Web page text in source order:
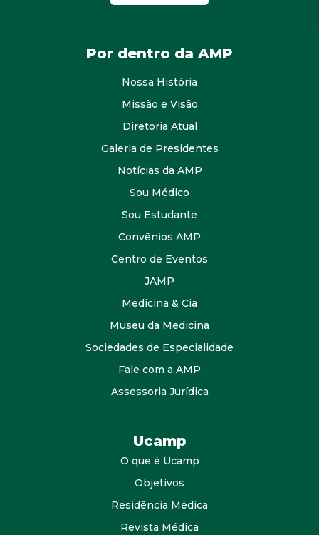
Por dentro da AMP
Nossa História
Missão e Visão
Diretoria Atual
Galeria de Presidentes
Notícias da AMP
Sou Médico
Sou Estudante
Convênios AMP
Centro de Eventos
JAMP
Medicina & Cia
Museu da Medicina
Sociedades de Especialidade
Fale com a AMP
Assessoria Jurídica
Ucamp
O que é Ucamp
Objetivos
Residência Médica
Revista Médica